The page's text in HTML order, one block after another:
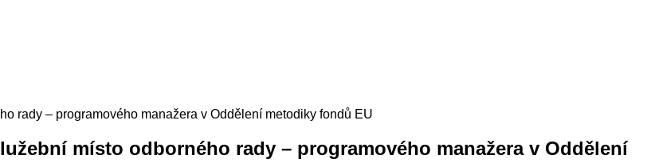
rady – programového manažera v Oddělení metodiky fondů EU
místo odborného rady – programového manažera v Oddělení